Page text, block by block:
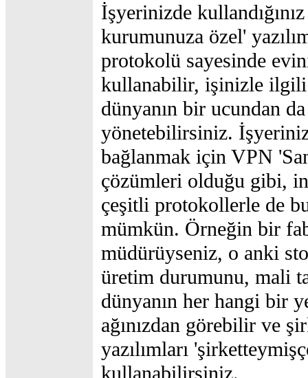
İşyerinizde
kurumunuza özel'
protokolü sayesinde
kullanabilir, işinizle ilgili
dünyanın bir ucundan da
yönetebilirsiniz.
bağlanmak için VPN
çözümleri olduğu gibi,
çeşitli protokollerle de
mümkün. Örneğin bir
müdürüyseniz, o anki
üretim durumunu, mali
dünyanın her hangi bir
ağınızdan görebilir ve
yazılımları
kullanabilirsiniz.